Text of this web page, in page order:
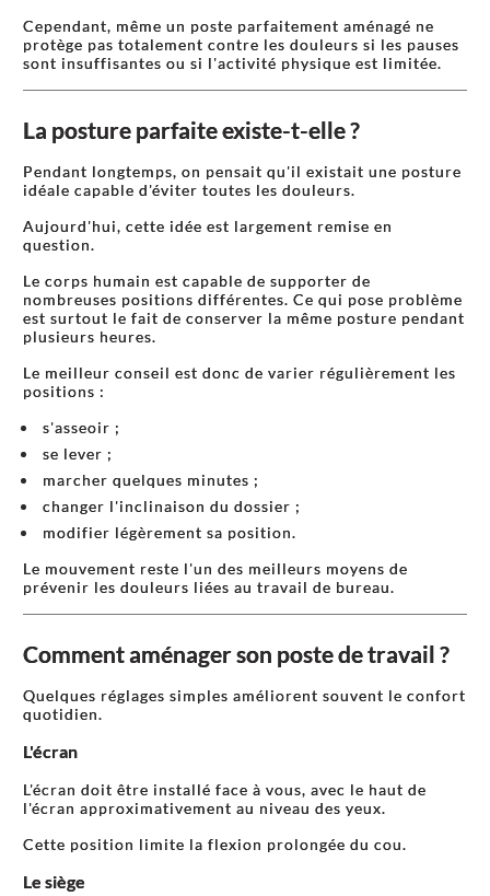
Cependant, même un poste parfaitement aménagé ne
protège pas totalement contre les douleurs si les pauses
sont insuffisantes ou si l'activité physique est limitée.
La posture parfaite existe-t-elle ?
Pendant longtemps, on pensait qu'il existait une posture
idéale capable d'éviter toutes les douleurs.
Aujourd'hui, cette idée est largement remise en
question.
Le corps humain est capable de supporter de
nombreuses positions différentes. Ce qui pose problème
est surtout le fait de conserver la même posture pendant
plusieurs heures.
Le meilleur conseil est donc de varier régulièrement les
positions :
s'asseoir ;
se lever ;
marcher quelques minutes ;
changer l'inclinaison du dossier ;
modifier légèrement sa position.
Le mouvement reste l'un des meilleurs moyens de
prévenir les douleurs liées au travail de bureau.
Comment aménager son poste de travail ?
Quelques réglages simples améliorent souvent le confort
quotidien.
L'écran
L'écran doit être installé face à vous, avec le haut de
l'écran approximativement au niveau des yeux.
Cette position limite la flexion prolongée du cou.
Le siège